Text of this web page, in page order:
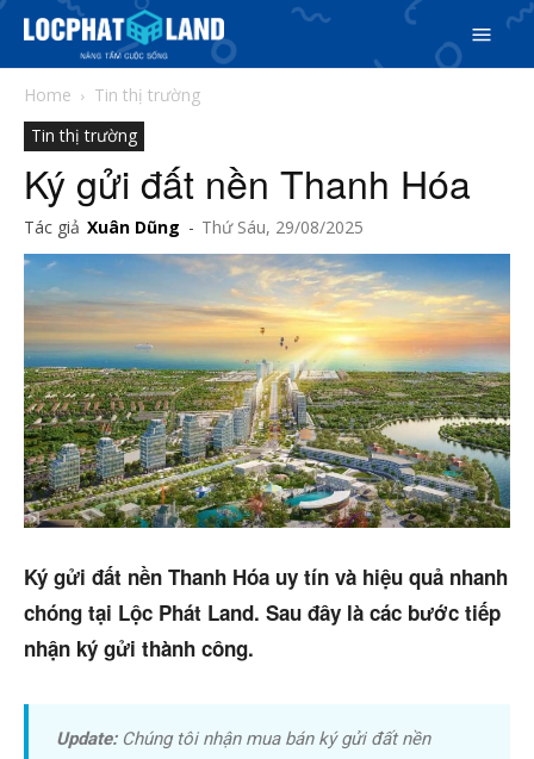
Search
Search
5/5(1 Review)
Phiên bản cập nhật V3
& tìm kiếm nhanh chóng hơn
Trang chủ
Dự án
Mua bán
Thị trường
Home
Tin thị trường
Tin thị trường
Ký gửi đất nền Thanh Hóa
Tác giả Xuân Dũng - Thứ Sáu, 29/08/2025
Ký gửi đất nền Thanh Hóa uy tín và hiệu quả nhanh
chóng tại Lộc Phát Land. Sau đây là các bước tiếp
nhận ký gửi thành công.
Update:Chúng tôi nhận mua bán ký gửi đất nền